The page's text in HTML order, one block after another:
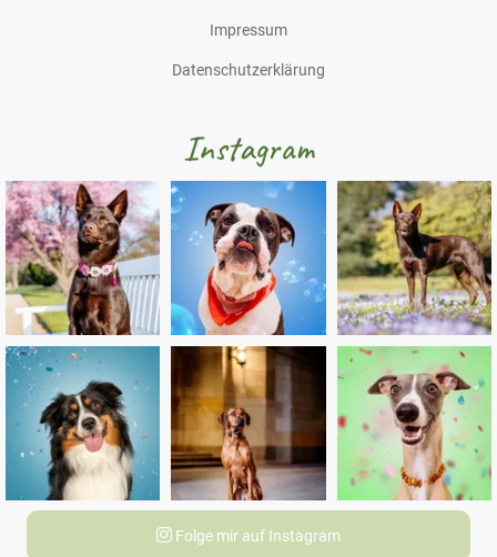
Impressum
Datenschutzerklärung
Instagram
Folge mir auf Instagram